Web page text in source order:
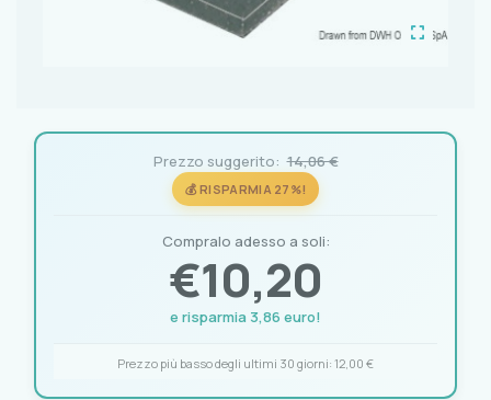
Prezzo suggerito: 14,06 €
💰 RISPARMIA 27%!
Compralo adesso a soli:
€10,20
e risparmia 3,86 euro!
Prezzo più basso degli ultimi 30 giorni: 12,00 €